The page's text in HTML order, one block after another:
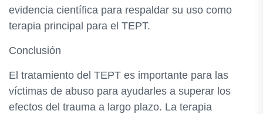
evidencia científica para respaldar su uso como
terapia principal para el TEPT.
Conclusión
El tratamiento del TEPT es importante para las
víctimas de abuso para ayudarles a superar los
efectos del trauma a largo plazo. La terapia